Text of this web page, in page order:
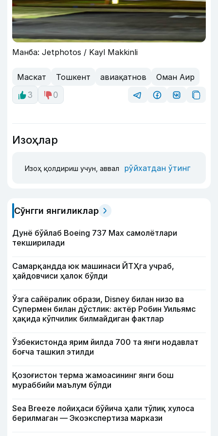
Манба: Jetphotos / Kayl Makkinli
Маскат Тошкент авиақатнов
Оман Аир
3
0
Изоҳлар
Изоҳ қолдириш учун, аввал рўйхатдан ўтинг
Сўнгги янгиликлар
Дунё бўйлаб Boeing 737 Мах самолётлари
текширилади
Самарқандда юк машинаси ЙТҲга учраб,
ҳайдовчиси ҳалок бўлди
Ўзга сайёралик образи, Disney билан низо ва
Супермен билан дўстлик: актёр Робин Уильямс
ҳақида кўпчилик билмайдиган фактлар
Ўзбекистонда ярим йилда 700 та янги нодавлат
боғча ташкил этилди
Қозоғистон терма жамоасининг янги бош
мураббийи маълум бўлди
Sea Breeze лойиҳаси бўйича ҳали тўлиқ хулоса
берилмаган — Экоэкспертиза маркази